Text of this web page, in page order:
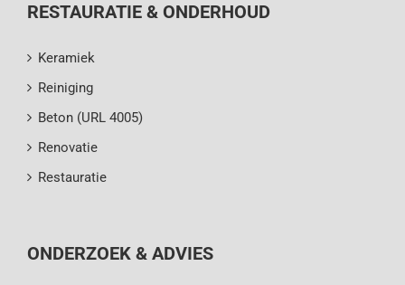
RESTAURATIE & ONDERHOUD
Keramiek
Reiniging
Beton (URL 4005)
Renovatie
Restauratie
ONDERZOEK & ADVIES